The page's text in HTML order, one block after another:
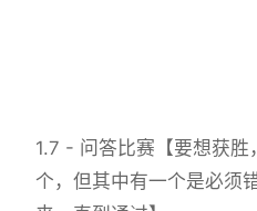
1.7 - 问答比赛【要想获
个，但其中有一个是必须